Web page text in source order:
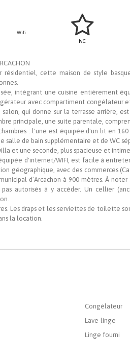
Wifi
NC
cette maison de style
intégrant une cuisine entièrement
avec compartiment congélateur
qui donne sur la terrasse arrière,
principale, une suite parentale,
: l'une est équipée d'un lit en
salle de bain supplémentaire et de WC
et une seconde, plus spacieuse et
d'internet/WIFI, est facile à
géographique, avec des commerces
d’Arcachon à 900 mètres. À noter
autorisés à y accéder. Un cellier
Les draps et les serviettes de toilette
la location.
Congélateur
Lave-linge
Linge fourni